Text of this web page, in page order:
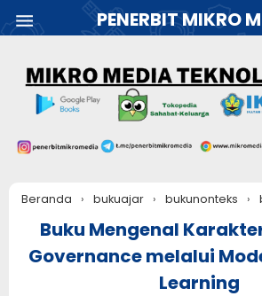
PENERBIT MIKRO
Beranda › bukuajar › bukunonteks ›
Buku Mengenal
Governance melalui
Learning